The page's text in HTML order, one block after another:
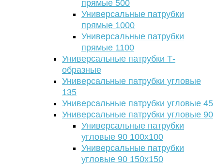
прямые 500
Универсальные патрубки
прямые 1000
Универсальные патрубки
прямые 1100
Универсальные патрубки Т-
образные
Универсальные патрубки угловые
135
Универсальные патрубки угловые 45
Универсальные патрубки угловые 90
Универсальные патрубки
угловые 90 100х100
Универсальные патрубки
угловые 90 150х150